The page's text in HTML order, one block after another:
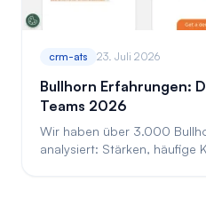
crm-ats 23. Juli 2026
Bullhorn Erfahrungen:
Teams 2026
Wir haben über 3.000
analysiert: Stärken, häufige